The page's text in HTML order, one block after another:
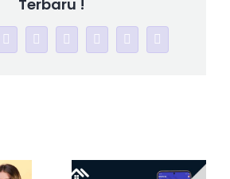
Terbaru !
RedditLinkedInWhatsAppTumblrPinterestTelegram